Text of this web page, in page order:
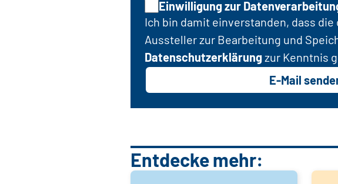
Einwilligung zur
Ich bin damit einverstanden, dass
Aussteller zur Bearbeitung und
Datenschutzerklärungzur Kenntnis
E-Mail
Entdecke mehr: